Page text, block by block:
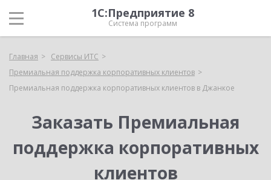
1С:Предприятие 8
Система программ
Главная
Сервисы ИТС
Премиальная поддержка корпоративных клиентов
Премиальная поддержка корпоративных клиентов в Джанкое
Заказать Премиальная
поддержка корпоративных
клиентов